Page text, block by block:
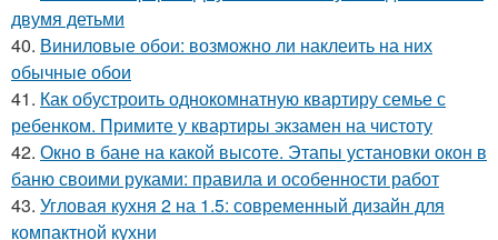
двумя детьми
40. Виниловые обои: возможно ли наклеить на них
обычные обои
41. Как обустроить однокомнатную квартиру семье с
ребенком. Примите у квартиры экзамен на чистоту
42. Окно в бане на какой высоте. Этапы установки окон в
баню своими руками: правила и особенности работ
43. Угловая кухня 2 на 1.5: современный дизайн для
компактной кухни